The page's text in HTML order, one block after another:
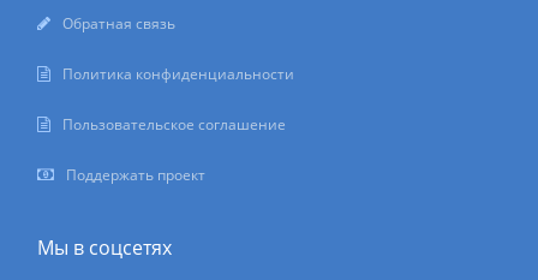
Обратная связь
Политика конфиденциальности
Пользовательское соглашение
Поддержать проект
Мы в соцсетях